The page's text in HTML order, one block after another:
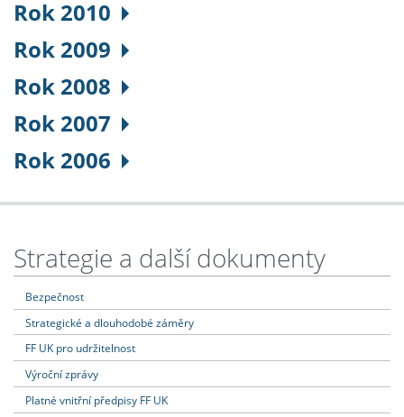
Rok 2010
Rok 2009
Rok 2008
Rok 2007
Rok 2006
Strategie a další dokumenty
Bezpečnost
Strategické a dlouhodobé záměry
FF UK pro udržitelnost
Výroční zprávy
Platné vnitřní předpisy FF UK